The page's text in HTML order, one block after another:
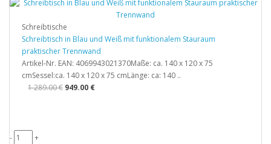
Schreibtische
Schreibtisch in Blau und Weiß mit funktionalem Stauraum
praktischer Trennwand
Artikel-Nr. EAN: 4069943021370Maße: ca. 140 x 120 x 75
cmSessel:ca. 140 x 120 x 75 cmLänge: ca: 140 ..
1 289.00 € 949.00 €
-
+